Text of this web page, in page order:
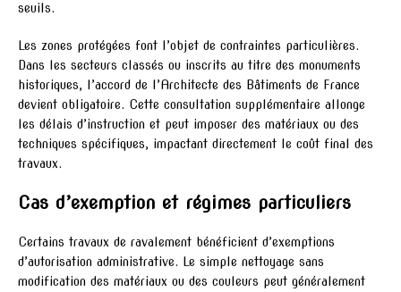
seuils.
Les zones protégées font l’objet de contraintes particulières.
Dans les secteurs classés ou inscrits au titre des monuments
historiques, l’accord de l’Architecte des Bâtiments de France
devient obligatoire. Cette consultation supplémentaire allonge
les délais d’instruction et peut imposer des matériaux ou des
techniques spécifiques, impactant directement le coût final des
travaux.
Cas d’exemption et régimes particuliers
Certains travaux de ravalement bénéficient d’exemptions
d’autorisation administrative. Le simple nettoyage sans
modification des matériaux ou des couleurs peut généralement